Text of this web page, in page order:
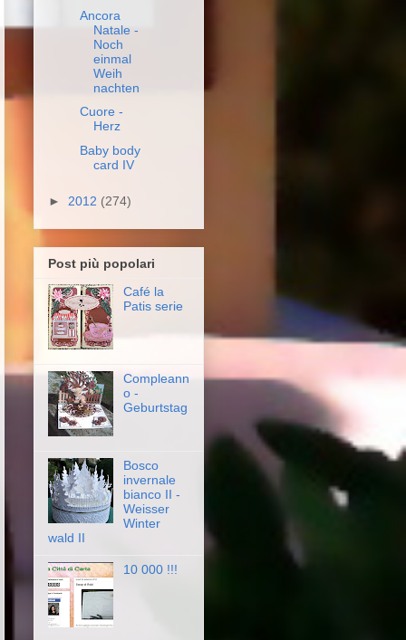
Ancora
Natale -
Noch
einmal
Weih
nachten
Cuore -
Herz
Baby body
card IV
► 2012 (274)
Post più popolari
Café la
Patis serie
Compleann
o -
Geburtstag
Bosco
invernale
bianco II -
Weisser
Winter
wald II
10 000 !!!